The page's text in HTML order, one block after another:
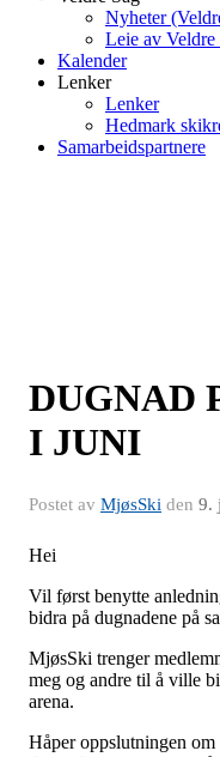
Nyheter
Leie av Veldre
Kalender
Lenker
Lenker
Hedmark
Samarbeidspartnere
DUGNAD
I JUNI
Postet av MjøsSki den 9.
Hei
Vil først benytte
bidra på dugnadene på
MjøsSki trenger
meg og andre til å ville
arena.
Håper oppslutningen